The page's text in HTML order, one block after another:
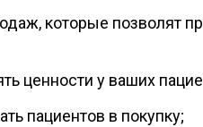
которые позволят
ценности у ваших
пациентов в покупку;